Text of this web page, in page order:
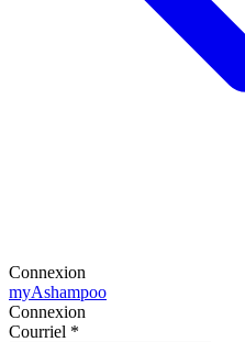
Connexion
myAshampoo
Connexion
Courriel *